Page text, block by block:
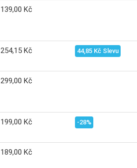
139,00 Kč
254,15 Kč 44,85 Kč Slevu
299,00 Kč
199,00 Kč -28%
189,00 Kč